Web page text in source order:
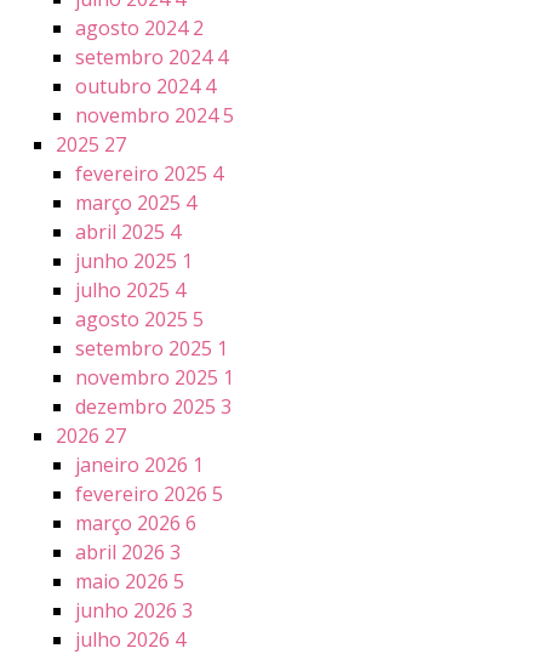
agosto 20242
setembro 20244
outubro 20244
novembro 20245
2025 27
fevereiro 2025 4
março 2025 4
abril 2025 4
junho 2025 1
julho 2025 4
agosto 2025 5
setembro 2025 1
novembro 2025 1
dezembro 2025 3
2026 27
janeiro 2026 1
fevereiro 2026 5
março 2026 6
abril 2026 3
maio 2026 5
junho 2026 3
julho 2026 4